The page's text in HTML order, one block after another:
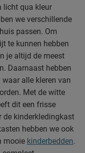
licht qua kleur
we verschillende
passen. Om
te kunnen hebben
je altijd de meest
Daarnaast hebben
alle kleren van
Met de witte
dit een frisse
de kinderkledingkast
hebben we ook
mooie kinderbedden.